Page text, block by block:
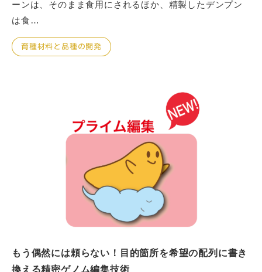
ーンは、そのまま食用にされるほか、精製したデンプン
は食…
育種材料と品種の開発
もう偶然には頼らない！目的箇所を希望の配列に書き
換える精密ゲノム編集技術